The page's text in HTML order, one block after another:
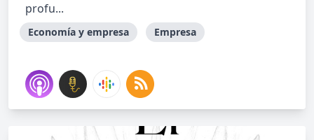
profu...
Economía y empresa Empresa